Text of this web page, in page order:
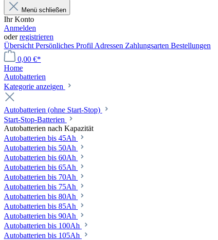
Menü schließen
Ihr Konto
Anmelden
oderregistrieren
Übersicht Persönliches Profil Adressen Zahlungsarten Bestellungen
0,00 €*
Home
Autobatterien
Kategorie anzeigen
Autobatterien (ohne Start-Stop)
Start-Stop-Batterien
Autobatterien nach Kapazität
Autobatterien bis 45Ah
Autobatterien bis 50Ah
Autobatterien bis 60Ah
Autobatterien bis 65Ah
Autobatterien bis 70Ah
Autobatterien bis 75Ah
Autobatterien bis 80Ah
Autobatterien bis 85Ah
Autobatterien bis 90Ah
Autobatterien bis 100Ah
Autobatterien bis 105Ah